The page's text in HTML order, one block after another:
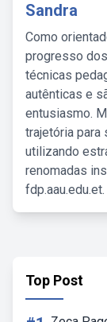
Sandra
Como
progresso
técnicas
autênticas e
entusiasmo.
trajetória para
utilizando
renomadas
fdp.aau.edu.et.
Top Post